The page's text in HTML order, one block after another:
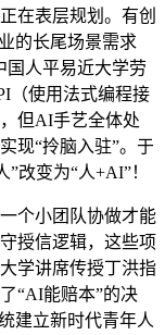
在表层规划。有创
的长尾场景需求
国人平易近大学劳
（使用法式编程接
但AI手艺全体处
现“拎脑入驻”。于
改变为“人+AI”！
个小团队协做才能
授信逻辑，这些项
学讲席传授丁洪指
“AI能赔本”的决
建立新时代青年人